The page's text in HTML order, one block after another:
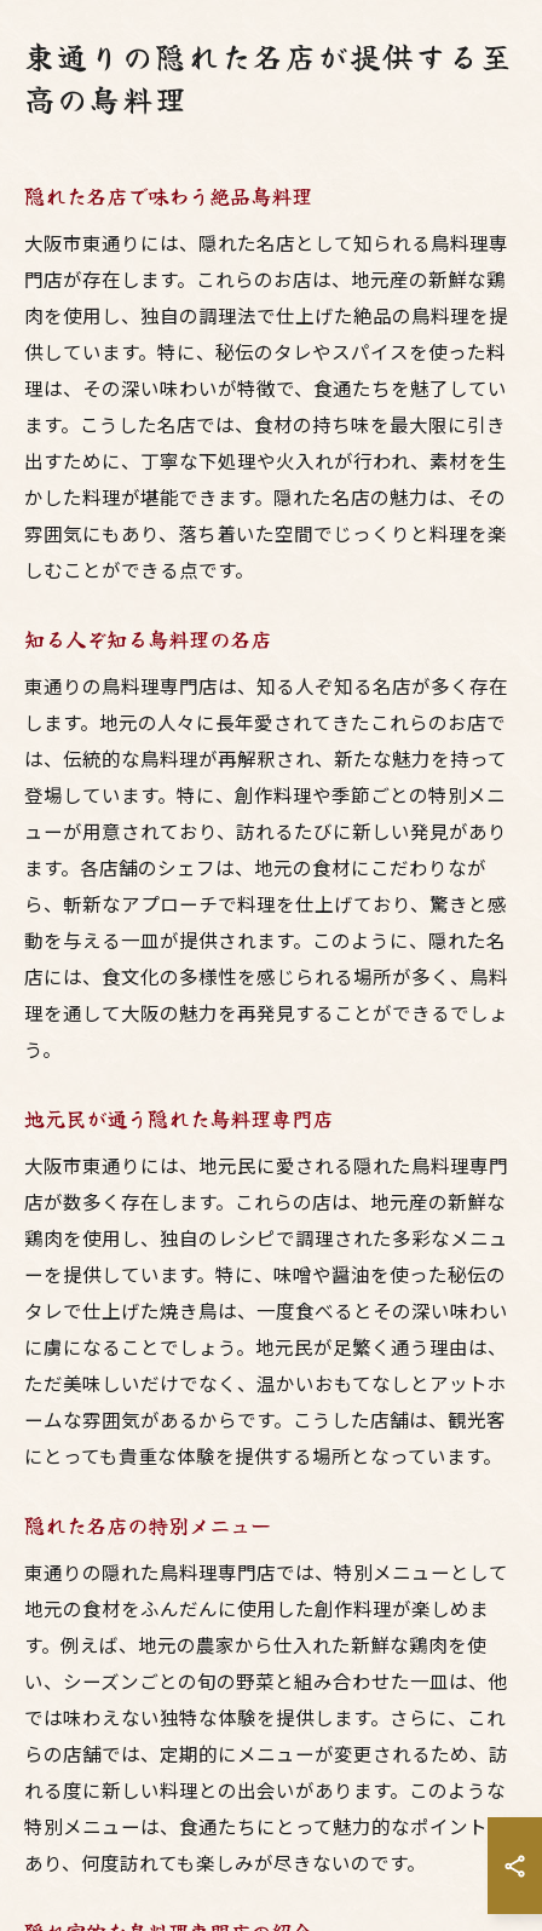
東通りの隠れた名店が提供する至
高の鳥料理
隠れた名店で味わう絶品鳥料理
大阪市東通りには、隠れた名店として知られる鳥料理専
門店が存在します。これらのお店は、地元産の新鮮な鶏
肉を使用し、独自の調理法で仕上げた絶品の鳥料理を提
供しています。特に、秘伝のタレやスパイスを使った料
理は、その深い味わいが特徴で、食通たちを魅了してい
ます。こうした名店では、食材の持ち味を最大限に引き
出すために、丁寧な下処理や火入れが行われ、素材を生
かした料理が堪能できます。隠れた名店の魅力は、その
雰囲気にもあり、落ち着いた空間でじっくりと料理を楽
しむことができる点です。
知る人ぞ知る鳥料理の名店
東通りの鳥料理専門店は、知る人ぞ知る名店が多く存在
します。地元の人々に長年愛されてきたこれらのお店で
は、伝統的な鳥料理が再解釈され、新たな魅力を持って
登場しています。特に、創作料理や季節ごとの特別メニ
ューが用意されており、訪れるたびに新しい発見があり
ます。各店舗のシェフは、地元の食材にこだわりなが
ら、斬新なアプローチで料理を仕上げており、驚きと感
動を与える一皿が提供されます。このように、隠れた名
店には、食文化の多様性を感じられる場所が多く、鳥料
理を通して大阪の魅力を再発見することができるでしょ
う。
地元民が通う隠れた鳥料理専門店
大阪市東通りには、地元民に愛される隠れた鳥料理専門
店が数多く存在します。これらの店は、地元産の新鮮な
鶏肉を使用し、独自のレシピで調理された多彩なメニュ
ーを提供しています。特に、味噌や醤油を使った秘伝の
タレで仕上げた焼き鳥は、一度食べるとその深い味わい
に虜になることでしょう。地元民が足繁く通う理由は、
ただ美味しいだけでなく、温かいおもてなしとアットホ
ームな雰囲気があるからです。こうした店舗は、観光客
にとっても貴重な体験を提供する場所となっています。
隠れた名店の特別メニュー
東通りの隠れた鳥料理専門店では、特別メニューとして
地元の食材をふんだんに使用した創作料理が楽しめま
す。例えば、地元の農家から仕入れた新鮮な鶏肉を使
い、シーズンごとの旬の野菜と組み合わせた一皿は、他
では味わえない独特な体験を提供します。さらに、これ
らの店舗では、定期的にメニューが変更されるため、訪
れる度に新しい料理との出会いがあります。このような
特別メニューは、食通たちにとって魅力的なポイントで
あり、何度訪れても楽しみが尽きないのです。